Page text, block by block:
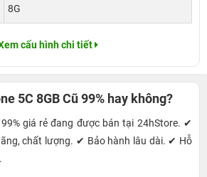
8G
cấu hình chi tiết
5C 8GB Cũ 99% hay không?
giá rẻ đang được bán tại 24hStore. ✔
chất lượng. ✔ Bảo hành lâu dài. ✔ Hỗ